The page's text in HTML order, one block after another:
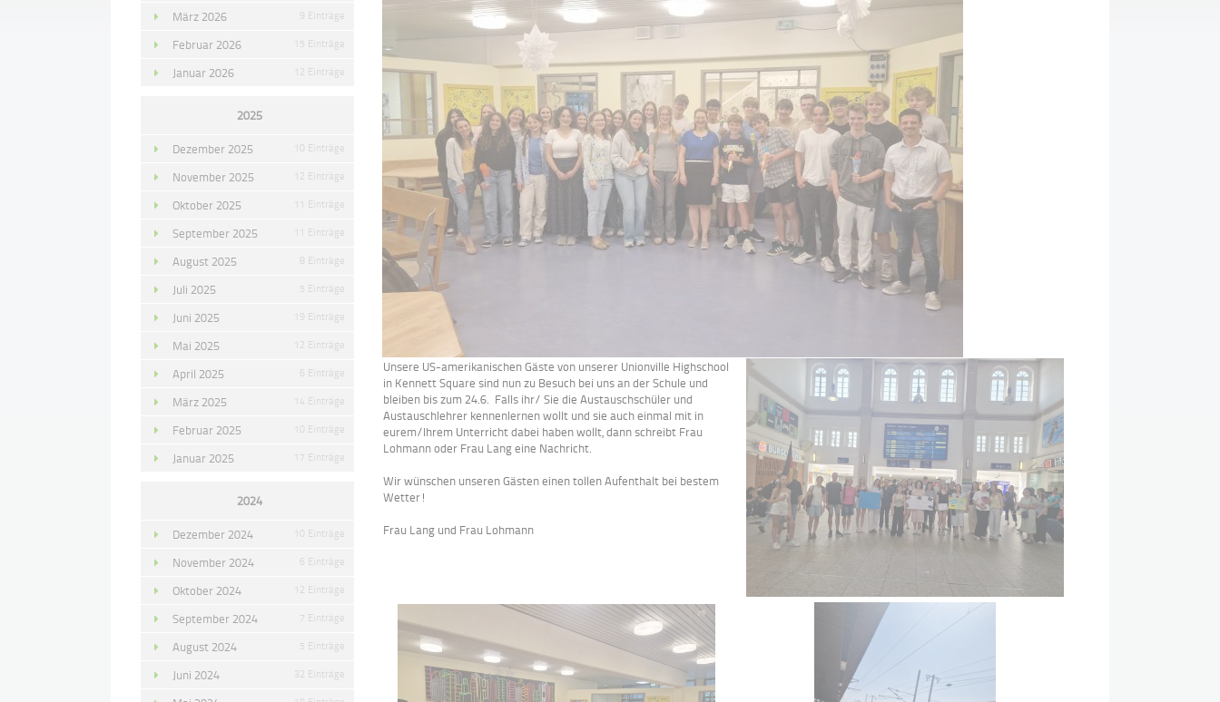
Unsere US-amerikanischen Gäste von unserer Unionville Highschool
in Kennett Square sind nun zu Besuch bei uns an der Schule und
bleiben bis zum 24.6. Falls ihr/ Sie die Austauschschüler und
Austauschlehrer kennenlernen wollt und sie auch einmal mit in
eurem/Ihrem Unterricht dabei haben wollt, dann schreibt Frau
Lohmann oder Frau Lang eine Nachricht.
Wir wünschen unseren Gästen einen tollen Aufenthalt bei bestem
Wetter!
Frau Lang und Frau Lohmann
März 2026 9 Einträge
Februar 2026 15 Einträge
Januar 2026 12 Einträge
2025
Dezember 2025 10 Einträge
November 2025 12 Einträge
Oktober 2025 11 Einträge
September 2025 11 Einträge
August 2025 8 Einträge
Juli 2025 5 Einträge
Juni 2025 19 Einträge
Mai 2025 12 Einträge
April 2025 6 Einträge
März 2025 14 Einträge
Februar 2025 10 Einträge
Januar 2025 17 Einträge
2024
Dezember 2024 10 Einträge
November 2024 6 Einträge
Oktober 2024 12 Einträge
September 2024 7 Einträge
August 2024 5 Einträge
Juni 2024 32 Einträge